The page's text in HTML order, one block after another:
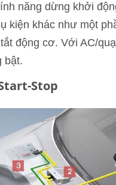
năng dừng khởi
kiện khác như một
động cơ. Với AC/
bật.
Stop